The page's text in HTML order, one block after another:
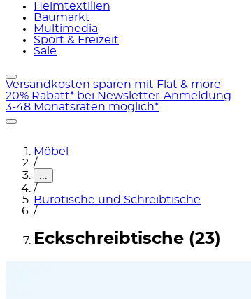
Heimtextilien
Baumarkt
Multimedia
Sport & Freizeit
Sale
Versandkosten sparen mit Flat & more
20% Rabatt* bei Newsletter-Anmeldung
3-48 Monatsraten möglich*
Möbel
/
...
/
Bürotische und Schreibtische
/
Eckschreibtische (23)